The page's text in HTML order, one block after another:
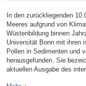
In den zurückliegenden
Meeres aufgrund von
Wüstenbildung binnen
Universität Bonn mit ihren
Pollen in Sedimenten und
herausgefunden. Sie
aktuellen Ausgabe des